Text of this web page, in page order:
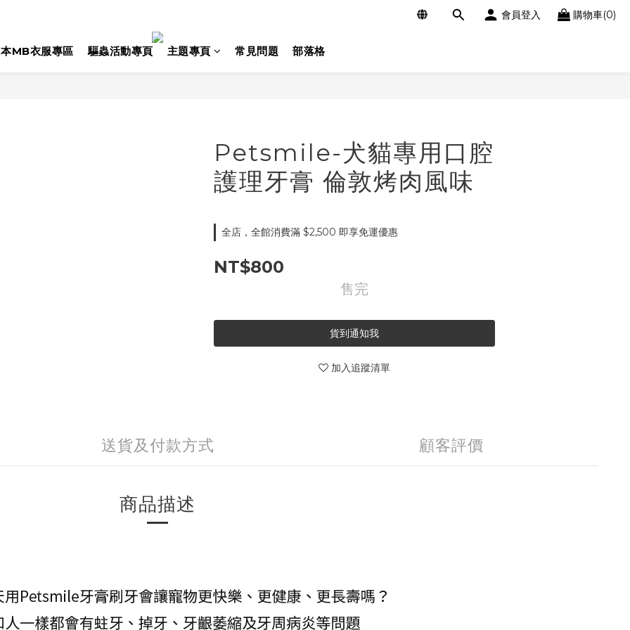
會員登入 購物車(0)
MB衣服專區 驅蟲活動專頁 主題專頁 常見問題 部落格
Petsmile-犬貓專用口腔
護理牙膏 倫敦烤肉風味
全店，全館消費滿 $2,500 即享免運優惠
NT$800
售完
貨到通知我
加入追蹤清單
送貨及付款方式 顧客評價
商品描述